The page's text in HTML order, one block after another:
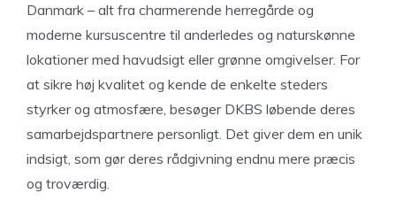
Danmark – alt fra charmerende herregårde og
moderne kursuscentre til anderledes og naturskønne
lokationer med havudsigt eller grønne omgivelser. For
at sikre høj kvalitet og kende de enkelte steders
styrker og atmosfære, besøger DKBS løbende deres
samarbejdspartnere personligt. Det giver dem en unik
indsigt, som gør deres rådgivning endnu mere præcis
og troværdig.